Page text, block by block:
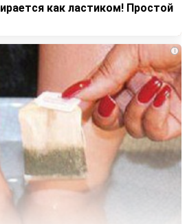
как ластиком! Простой
i